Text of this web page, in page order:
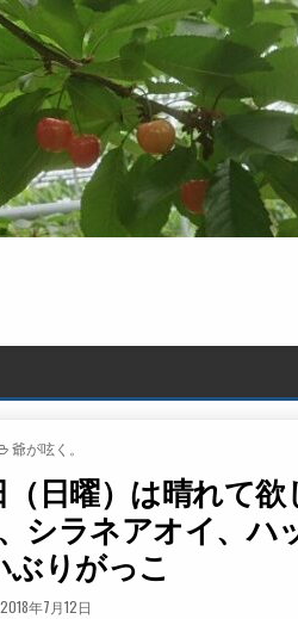
POSTED IN
爺が呟く。
（日曜）は晴れて
シラネアオイ、ハ
ぶりがっこ
PUBLISHED DATE:
2018年7月12日